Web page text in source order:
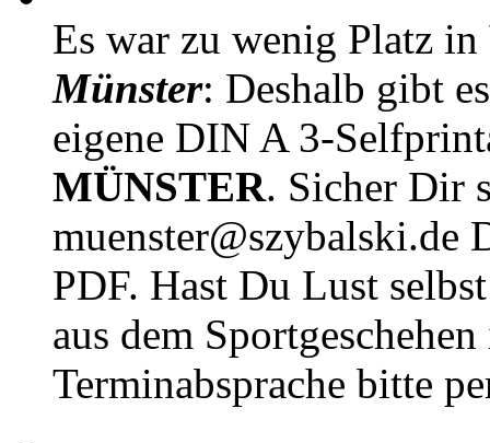
Es war zu wenig Platz in
Münster: Deshalb gibt
eigene DIN A 3-
MÜNSTER. Sicher Dir
muenster@szybalski.de
PDF. Hast Du Lust
aus dem
Terminabsprache bitte